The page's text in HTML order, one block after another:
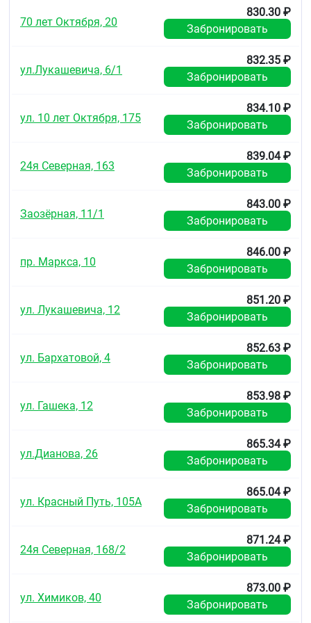
70 лет Октября, 20
830.30 ₽
Забронировать
ул.Лукашевича, 6/1
832.35 ₽
Забронировать
ул. 10 лет Октября, 175
834.10 ₽
Забронировать
24я Северная, 163
839.04 ₽
Забронировать
Заозёрная, 11/1
843.00 ₽
Забронировать
пр. Маркса, 10
846.00 ₽
Забронировать
ул. Лукашевича, 12
851.20 ₽
Забронировать
ул. Бархатовой, 4
852.63 ₽
Забронировать
ул. Гашека, 12
853.98 ₽
Забронировать
ул.Дианова, 26
865.34 ₽
Забронировать
ул. Красный Путь, 105А
865.04 ₽
Забронировать
24я Северная, 168/2
871.24 ₽
Забронировать
ул. Химиков, 40
873.00 ₽
Забронировать